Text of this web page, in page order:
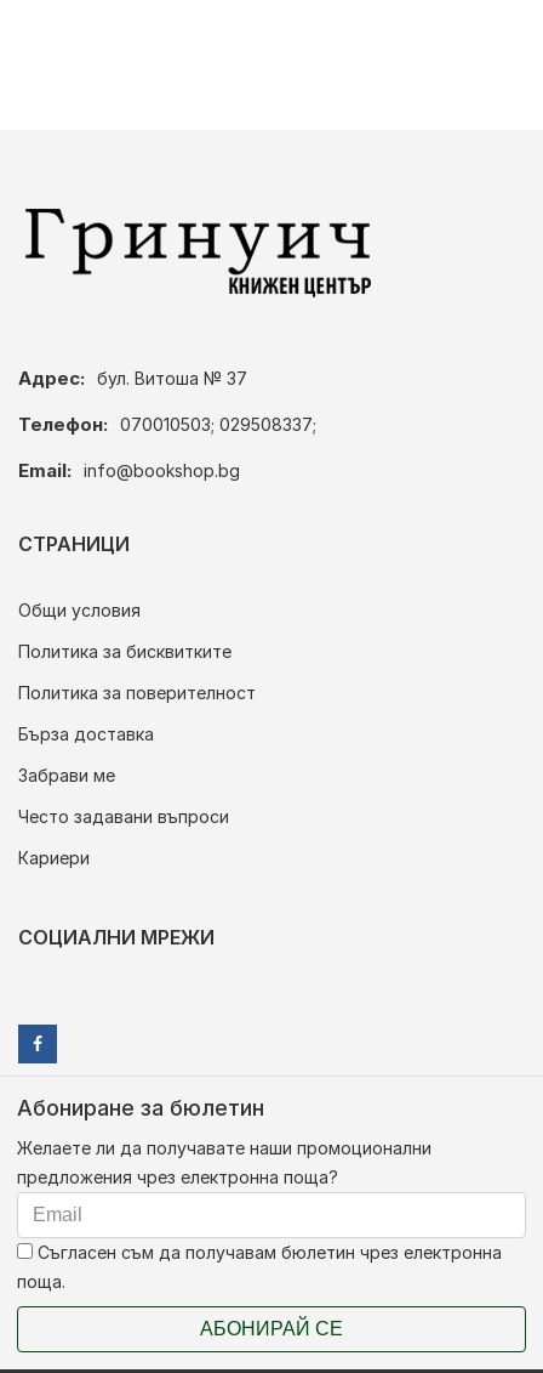
Адрес: бул. Витоша № 37
Телефон: 070010503; 029508337;
Email: info@bookshop.bg
СТРАНИЦИ
Общи условия
Политика за бисквитките
Политика за поверителност
Бърза доставка
Забрави ме
Често задавани въпроси
Кариери
СОЦИАЛНИ МРЕЖИ
Абониране за бюлетин
Желаете ли да получавате наши промоционални
предложения чрез електронна поща?
Съгласен съм да получавам бюлетин чрез електронна
поща.
АБОНИРАЙ СЕ